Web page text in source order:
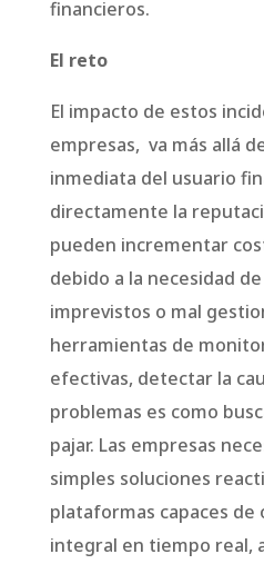
financieros.
El reto
El impacto de estos
empresas, va más allá
inmediata del usuario
directamente la
pueden incrementar
debido a la necesidad
imprevistos o mal
herramientas de
efectivas, detectar la
problemas es como
pajar. Las empresas
simples soluciones
plataformas capaces
integral en tiempo real,